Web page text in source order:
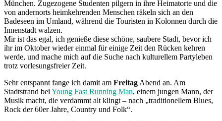
München. Zugezogene Studenten pilgern in ihre Heimatorte und die
von andernorts heimkehrenden Menschen räkeln sich an den
Badeseen im Umland, während die Touristen in Kolonnen durch die
Innenstadt walzen.
Mir ist das egal, ich genieße diese schöne, saubere Stadt, bevor ich
ihr im Oktober wieder einmal für einige Zeit den Rücken kehren
werde, und mache mich auf die Suche nach kulturellem Partyleben
trotz vorlesungsfreier Zeit.
Sehr entspannt fange ich damit am Freitag Abend an. Am
Stadtstrand bei Young Fast Running Man, einem jungen Mann, der
Musik macht, die verdammt alt klingt – nach „traditionellem Blues,
Rock der 60er Jahre, Country und Folk“.